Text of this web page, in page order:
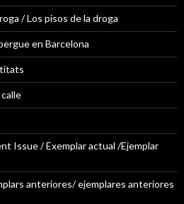
/ Los pisos de la droga
en Barcelona
Issue / Exemplar actual /Ejemplar
anteriores/ ejemplares anteriores